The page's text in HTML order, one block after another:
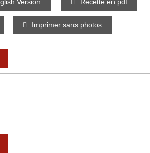
Imprimer sans photos